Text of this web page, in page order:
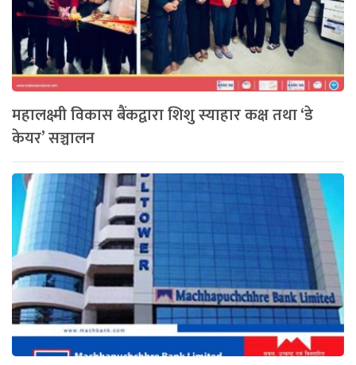
महालक्ष्मी विकास बैंकद्वारा शिशु स्याहार कक्ष तथा ‘डे
केयर’ सञ्चालन